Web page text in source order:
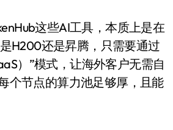
这些AI工具，本质上是在
H200还是昇腾，只需要通过
）”模式，让海外客户无需自
个节点的算力池足够厚，且能